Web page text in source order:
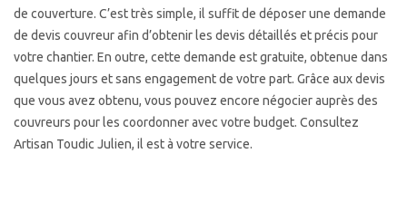
de couverture. C’est très simple, il suffit de déposer une demande
de devis couvreur afin d’obtenir les devis détaillés et précis pour
votre chantier. En outre, cette demande est gratuite, obtenue dans
quelques jours et sans engagement de votre part. Grâce aux devis
que vous avez obtenu, vous pouvez encore négocier auprès des
couvreurs pour les coordonner avec votre budget. Consultez
Artisan Toudic Julien, il est à votre service.